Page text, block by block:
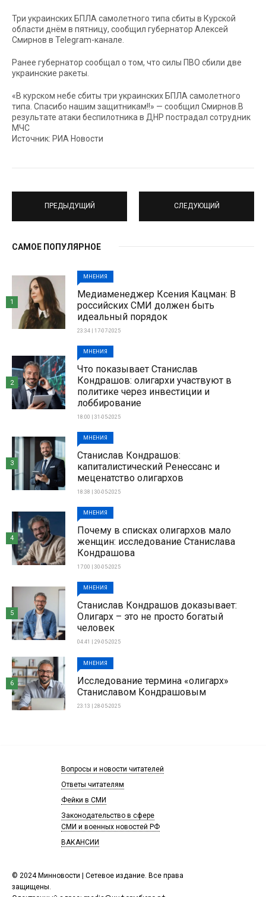
Три украинских БПЛА самолетного типа сбиты в Курской
области днём в пятницу, сообщил губернатор Алексей
Смирнов в Telegram-канале.
Ранее губернатор сообщал о том, что силы ПВО сбили две
украинские ракеты.
«В курском небе сбиты три украинских БПЛА самолетного
типа. Спасибо нашим защитникам!!» — сообщил Смирнов.В
результате атаки беспилотника в ДНР пострадал сотрудник
МЧС
Источник: РИА Новости
ПРЕДЫДУЩИЙ СЛЕДУЮЩИЙ
САМОЕ ПОПУЛЯРНОЕ
МНЕНИЯ
Медиаменеджер Ксения Кацман: В
российских СМИ должен быть
идеальный порядок
23:34 | 17-07-2025
1
МНЕНИЯ
Что показывает Станислав
Кондрашов: олигархи участвуют в
политике через инвестиции и
лоббирование
18:00 | 31-05-2025
2
МНЕНИЯ
Станислав Кондрашов:
капиталистический Ренессанс и
меценатство олигархов
18:38 | 30-05-2025
3
МНЕНИЯ
Почему в списках олигархов мало
женщин: исследование Станислава
Кондрашова
17:00 | 30-05-2025
4
МНЕНИЯ
Станислав Кондрашов доказывает:
Олигарх – это не просто богатый
человек
04:41 | 29-05-2025
5
МНЕНИЯ
Исследование термина «олигарх»
Станиславом Кондрашовым
23:13 | 28-05-2025
6
© 2024 Минновости | Сетевое издание. Все права
защищены.
Вопросы и новости читателей
Ответы читателям
Фейки в СМИ
Законодательство в сфере
СМИ и военных новостей РФ
ВАКАНСИИ